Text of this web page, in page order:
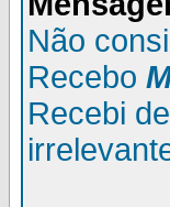
Não
Recebo
Recebi